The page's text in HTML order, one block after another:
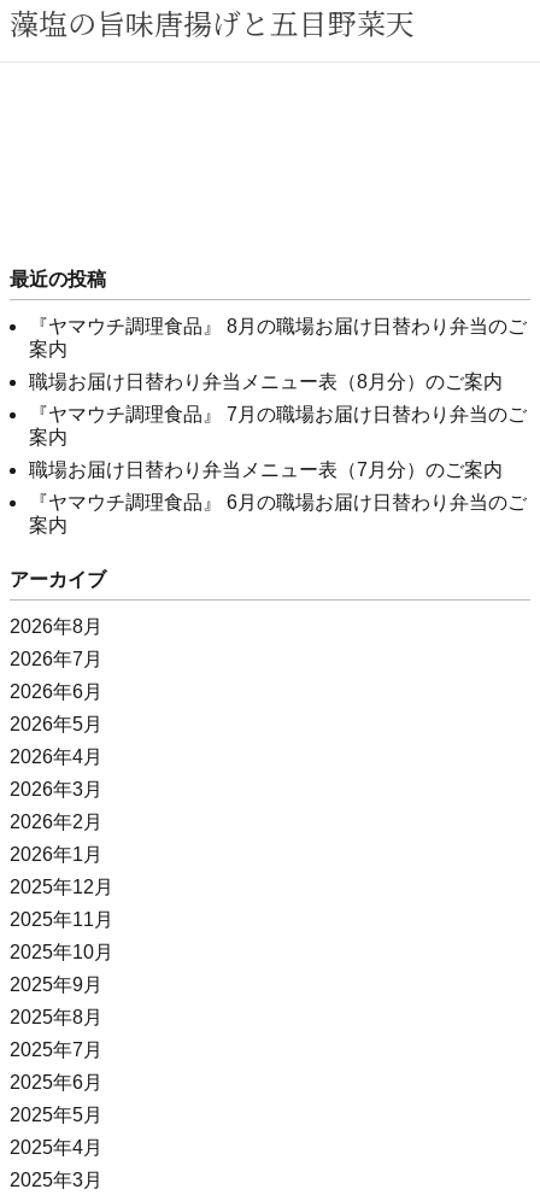
藻塩の旨味唐揚げと五目野菜天
最近の投稿
『ヤマウチ調理食品』 8月の職場お届け日替わり弁当のご
案内
職場お届け日替わり弁当メニュー表（8月分）のご案内
『ヤマウチ調理食品』 7月の職場お届け日替わり弁当のご
案内
職場お届け日替わり弁当メニュー表（7月分）のご案内
『ヤマウチ調理食品』 6月の職場お届け日替わり弁当のご
案内
アーカイブ
2026年8月
2026年7月
2026年6月
2026年5月
2026年4月
2026年3月
2026年2月
2026年1月
2025年12月
2025年11月
2025年10月
2025年9月
2025年8月
2025年7月
2025年6月
2025年5月
2025年4月
2025年3月